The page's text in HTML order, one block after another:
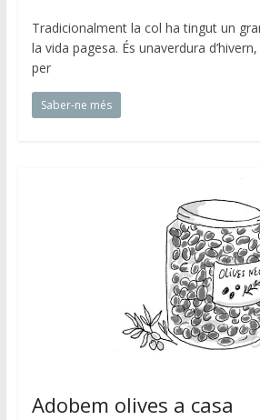
Tradicionalment la col ha tingut un
la vida pagesa. És unaverdura
per
Saber-ne més
Adobem olives a casa